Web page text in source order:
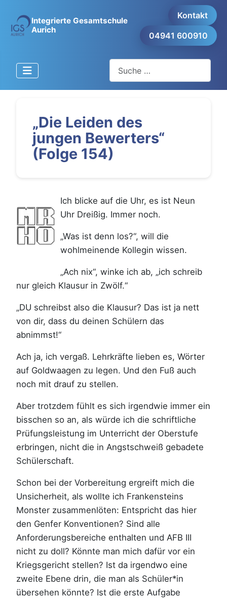
Integrierte Gesamtschule
Aurich
Kontakt
04941 600910
„Die Leiden des
jungen Bewerters“
(Folge 154)
Ich blicke auf die Uhr, es ist Neun
Uhr Dreißig. Immer noch.
„Was ist denn los?“, will die
wohlmeinende Kollegin wissen.
„Ach nix“, winke ich ab, „ich schreib
nur gleich Klausur in Zwölf.“
„DU schreibst also die Klausur? Das ist ja nett
von dir, dass du deinen Schülern das
abnimmst!“
Ach ja, ich vergaß. Lehrkräfte lieben es, Wörter
auf Goldwaagen zu legen. Und den Fuß auch
noch mit drauf zu stellen.
Aber trotzdem fühlt es sich irgendwie immer ein
bisschen so an, als würde ich die schriftliche
Prüfungsleistung im Unterricht der Oberstufe
erbringen, nicht die in Angstschweiß gebadete
Schülerschaft.
Schon bei der Vorbereitung ergreift mich die
Unsicherheit, als wollte ich Frankensteins
Monster zusammenlöten: Entspricht das hier
den Genfer Konventionen? Sind alle
Anforderungsbereiche enthalten und AFB III
nicht zu doll? Könnte man mich dafür vor ein
Kriegsgericht stellen? Ist da irgendwo eine
zweite Ebene drin, die man als Schüler*in
übersehen könnte? Ist die erste Aufgabe